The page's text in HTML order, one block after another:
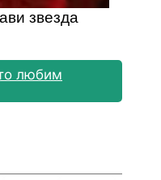
звезда
любим